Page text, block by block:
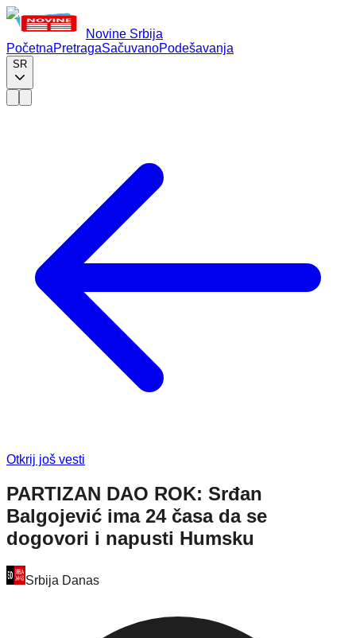
Novine Srbija
PočetnaPretragaSačuvanoPodešavanja
SR
Otkrij još vesti
PARTIZAN DAO ROK: Srđan
Balgojević ima 24 časa da se
dogovori i napusti Humsku
Srbija Danas